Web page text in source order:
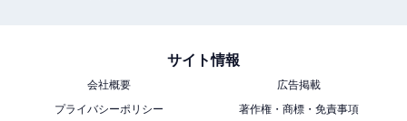
サイト情報
会社概要
広告掲載
プライバシーポリシー
著作権・商標・免責事項